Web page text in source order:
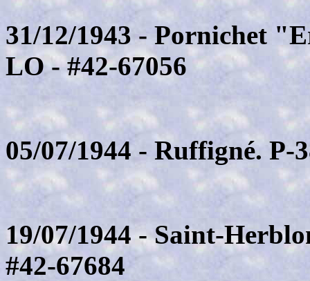
31/12/1943 - Pornichet
LO - #42-67056
05/07/1944 - Ruffigné. P-
19/07/1944 - Saint-
#42-67684